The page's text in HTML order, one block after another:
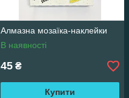
Алмазна мозаїка-наклейки
В наявності
45 ₴
Купити